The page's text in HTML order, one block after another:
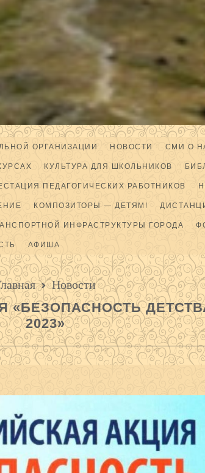
ОРГАНИЗАЦИИ НОВОСТИ СМИ О
КУЛЬТУРА ДЛЯ ШКОЛЬНИКОВ
ПЕДАГОГИЧЕСКИХ РАБОТНИКОВ
КОМПОЗИТОРЫ — ДЕТЯМ!
ИНФРАСТРУКТУРЫ ГОРОДА
АФИША
Новости
«БЕЗОПАСНОСТЬ
2023»